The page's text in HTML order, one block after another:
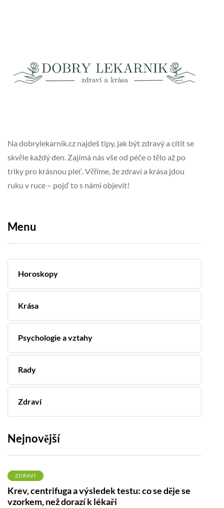
Na dobrylekarnik.cz najdeš tipy, jak být zdravý a cítit se
skvěle každý den. Zajímá nás vše od péče o tělo až po
triky pro krásnou pleť. Věříme, že zdraví a krása jdou
ruku v ruce – pojď to s námi objevit!
Menu
Horoskopy
Krása
Psychologie a vztahy
Rady
Zdraví
Nejnovější
ZDRAVÍ
Krev, centrifuga a výsledek testu: co se děje se
vzorkem, než dorazí k lékaři